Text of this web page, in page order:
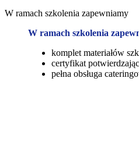
W ramach szkolenia zapewniamy
W ramach szkolenia
komplet materiałów
certyfikat
pełna obsługa